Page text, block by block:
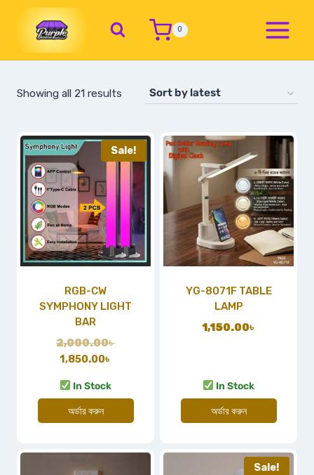
0
Showing all 21 results
Sale!
RGB-CW
SYMPHONY LIGHT
BAR
2,000.00৳
1,850.00৳
In Stock
অর্ডার করুন
YG-8071F TABLE
LAMP
1,150.00৳
In Stock
অর্ডার করুন
Sale!